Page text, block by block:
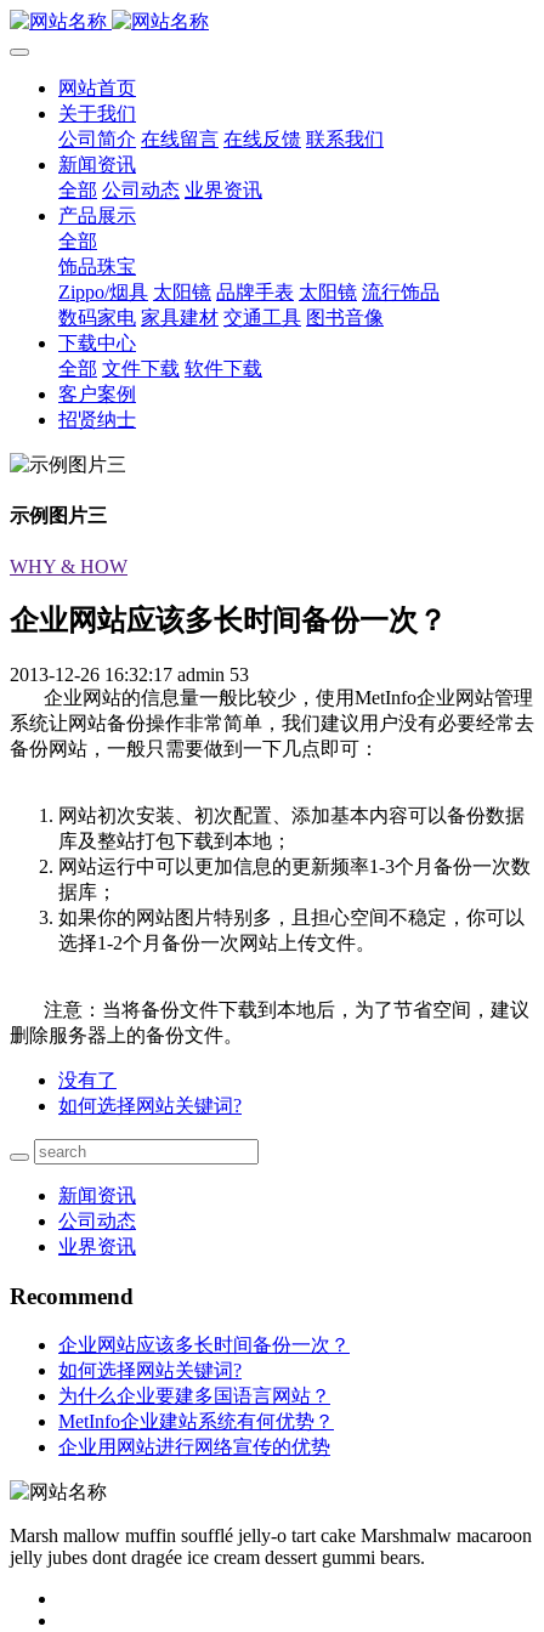
网站首页
关于我们
公司简介 在线留言 在线反馈 联系我们
新闻资讯
全部 公司动态 业界资讯
产品展示
全部
饰品珠宝
Zippo/烟具 太阳镜 品牌手表 太阳镜 流行饰品
数码家电 家具建材 交通工具 图书音像
下载中心
全部 文件下载 软件下载
客户案例
招贤纳士
示例图片三
WHY & HOW
企业网站应该多长时间备份一次？
2013-12-26 16:32:17 admin 53
企业网站的信息量一般比较少，使用MetInfo企业网站管理
系统让网站备份操作非常简单，我们建议用户没有必要经常去
备份网站，一般只需要做到一下几点即可：
网站初次安装、初次配置、添加基本内容可以备份数据
库及整站打包下载到本地；
网站运行中可以更加信息的更新频率1-3个月备份一次数
据库；
如果你的网站图片特别多，且担心空间不稳定，你可以
选择1-2个月备份一次网站上传文件。
注意：当将备份文件下载到本地后，为了节省空间，建议
删除服务器上的备份文件。
没有了
如何选择网站关键词?
新闻资讯
公司动态
业界资讯
Recommend
企业网站应该多长时间备份一次？
如何选择网站关键词?
为什么企业要建多国语言网站？
MetInfo企业建站系统有何优势？
企业用网站进行网络宣传的优势
Marsh mallow muffin soufflé jelly-o tart cake Marshmalw macaroon
jelly jubes dont dragée ice cream dessert gummi bears.